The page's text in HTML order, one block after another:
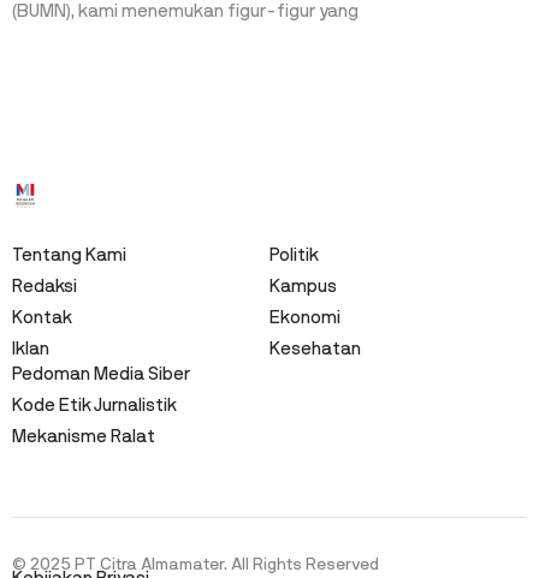
(BUMN), kami menemukan figur-figur yang
Tentang Kami
Redaksi
Kontak
Iklan
Politik
Kampus
Ekonomi
Kesehatan
Pedoman Media Siber
Kode Etik Jurnalistik
Mekanisme Ralat
© 2025 PT Citra Almamater. All Rights Reserved